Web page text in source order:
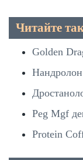
Читайте
Golden
Peg Mgf
Protein